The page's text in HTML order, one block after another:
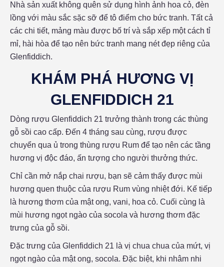
Nhà sản xuất không quên sử dụng hình ảnh hoa cỏ, đèn
lồng với màu sắc sặc sỡ để tô điểm cho bức tranh. Tất cả
các chi tiết, mảng màu được bố trí và sắp xếp một cách tỉ
mỉ, hài hòa để tạo nên bức tranh mang nét đẹp riêng của
Glenfiddich.
KHÁM PHÁ HƯƠNG VỊ
GLENFIDDICH 21
Dòng rượu Glenfiddich 21 trưởng thành trong các thùng
gỗ sồi cao cấp. Đến 4 tháng sau cùng, rượu được
chuyển qua ủ trong thùng rượu Rum để tạo nên các tầng
hương vị độc đáo, ấn tượng cho người thưởng thức.
Chỉ cần mở nắp chai rượu, bạn sẽ cảm thấy được mùi
hương quen thuộc của rượu Rum vùng nhiệt đới. Kế tiếp
là hương thơm của mật ong, vani, hoa cỏ. Cuối cùng là
mùi hương ngọt ngào của socola và hương thơm đặc
trưng của gỗ sồi.
Đặc trưng của Glenfiddich 21 là vị chua chua của mứt, vị
ngọt ngào của mật ong, socola. Đặc biệt, khi nhâm nhi